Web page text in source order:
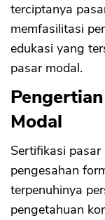
terciptanya
memfasilitasi
edukasi yang
pasar modal.
Modal
Sertifikasi pasar
pengesahan
terpenuhinya
pengetahuan